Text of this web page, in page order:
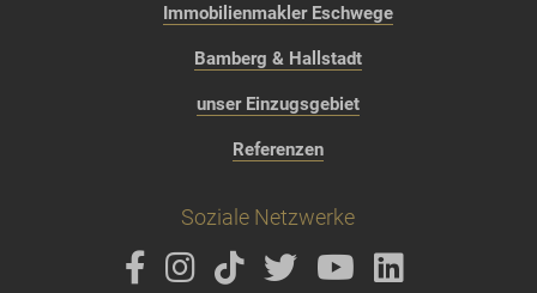
Immobilienmakler Eschwege
Bamberg & Hallstadt
unser Einzugsgebiet
Referenzen
Soziale Netzwerke